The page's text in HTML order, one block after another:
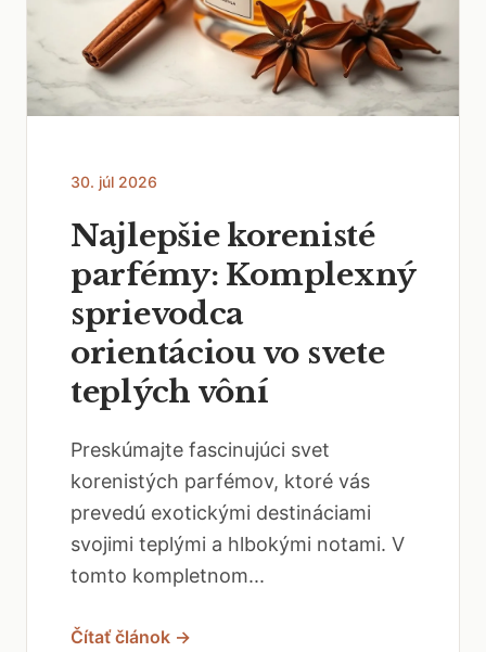
30. júl 2026
Najlepšie korenisté
parfémy: Komplexný
sprievodca
orientáciou vo svete
teplých vôní
Preskúmajte fascinujúci svet
korenistých parfémov, ktoré vás
prevedú exotickými destináciami
svojimi teplými a hlbokými notami. V
tomto kompletnom...
Čítať článok →